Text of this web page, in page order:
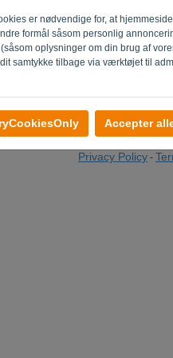
er nødvendige for, at
formål såsom personlig
oplysninger om din brug af
samtykke tilbage via værktøjet til
Accepter
E-mail
Tilbage til login
Privacy Policy -